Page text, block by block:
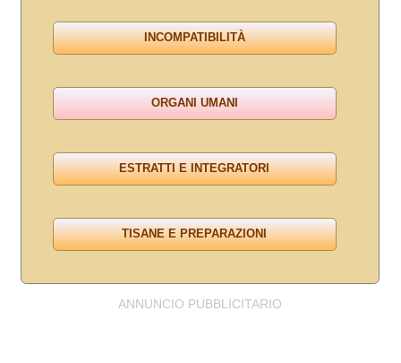
ANNUNCIO PUBBLICITARIO